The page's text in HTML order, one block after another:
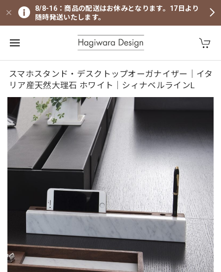
8/8-16：商品の配送はお休みとなります。17日より
随時発送いたします。
スマホスタンド・デスクトップオーガナイザー｜イタ
リア産天然大理石 ホワイト｜シィナベルラインL